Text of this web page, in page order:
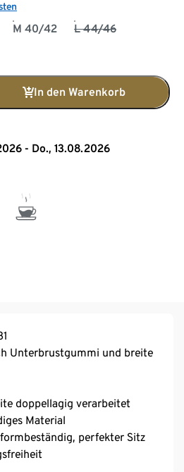
M 40/42 L 44/46
In den Warenkorb
- Do., 13.08.2026
Unterbrustgummi und breite
doppellagig verarbeitet
Material
perfekter Sitz